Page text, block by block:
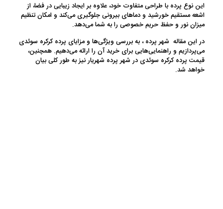
این نوع پرده با طراحی متفاوت خود، علاوه بر ایجاد زیبایی در فضا، از
اشعه مستقیم خورشید و دماهای بیرونی جلوگیری می‌کند و امکان تنظیم
میزان نور و حفظ حریم خصوصی را به شما می‌دهد.
در این مقاله شهر پرده ، به بررسی ویژگی‌ها و مزایای پرده کرکره سوئدی
می‌پردازیم و راهنمایی‌هایی برای خرید آن را ارائه می‌دهیم. همچنین،
قیمت پرده کرکره سوئدی در شهر پرده شهریار نیز به طور کلی بیان
خواهد شد.